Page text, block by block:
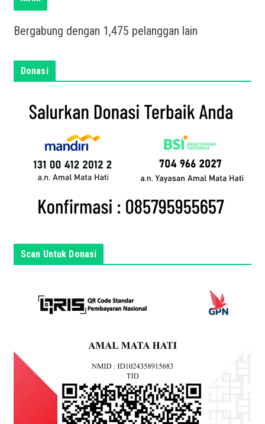
k
a
a
n
Bergabung dengan 1,475 pelanggan lain
Donasi
Scan Untuk Donasi